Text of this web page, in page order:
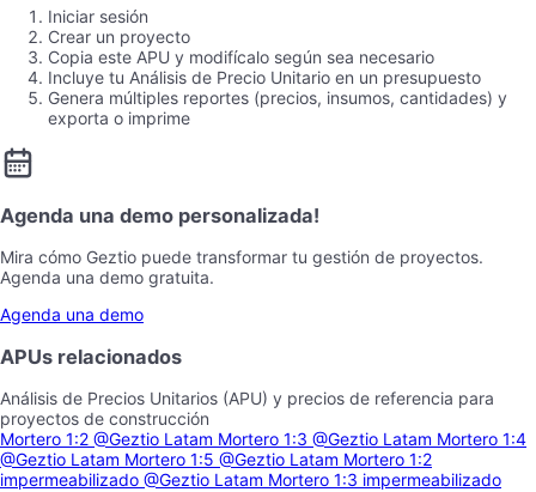
Iniciar sesión
Crear un proyecto
Copia este APU y modifícalo según sea necesario
Incluye tu Análisis de Precio Unitario en un presupuesto
Genera múltiples reportes (precios, insumos, cantidades) y
exporta o imprime
Agenda una demo personalizada!
Mira cómo Geztio puede transformar tu gestión de proyectos.
Agenda una demo gratuita.
Agenda una demo
APUs relacionados
Análisis de Precios Unitarios (APU) y precios de referencia para
proyectos de construcción
Mortero 1:2 @Geztio Latam Mortero 1:3 @Geztio Latam Mortero 1:4
@Geztio Latam Mortero 1:5 @Geztio Latam Mortero 1:2
impermeabilizado @Geztio Latam Mortero 1:3 impermeabilizado